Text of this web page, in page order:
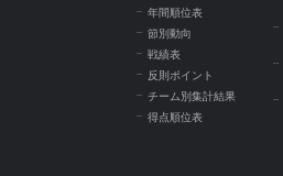
年間順位表
節別動向
戦績表
反則ポイント
チーム別集計結果
得点順位表